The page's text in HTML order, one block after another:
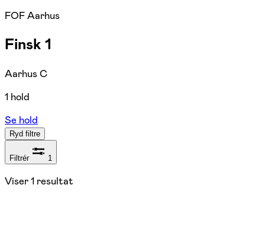
FOF Aarhus
Finsk 1
Aarhus C
1 hold
Se hold
Ryd filtre
Filtrér 1
Viser1 resultat